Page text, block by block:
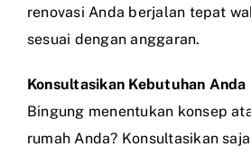
renovasi Anda berjalan tepat
sesuai dengan anggaran.
Konsultasikan Kebutuhan Anda
Bingung menentukan konsep
rumah Anda? Konsultasikan